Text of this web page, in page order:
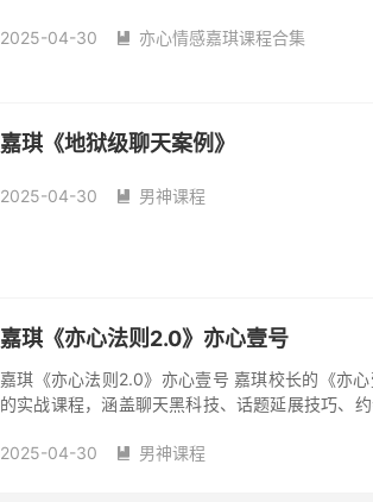
2025-04-30  亦心情感嘉琪课程合集
嘉琪《地狱级聊天案例》
2025-04-30  男神课程
嘉琪《亦心法则2.0》亦心壹号
嘉琪《亦心法则2.0》亦心壹号 嘉琪校长的《亦
的实战课程，涵盖聊天黑科技、话题延展技巧、
2025-04-30
 男神课程